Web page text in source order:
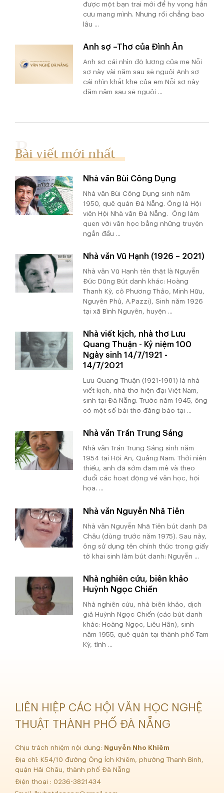
được một bạn trai mới để hy vọng hắn
cưu mang mình. Nhưng rồi chẳng bao
lâu ...
Anh sợ –Thơ của Đình Ân
Anh sợ cái nhìn độ lượng của mẹ Nỗi
sợ này vài năm sau sẽ nguôi Anh sợ
cái nhìn khắt khe của em Nỗi sợ này
dăm năm sau sẽ nguôi ...
Bài viết mới nhất
Nhà văn Bùi Công Dụng
Nhà văn Bùi Công Dụng sinh năm
1950, quê quán Đà Nẵng. Ông là Hội
viên Hội Nhà văn Đà Nẵng. Ông làm
quen với văn học bằng những truyện
ngắn đầu ...
Nhà văn Vũ Hạnh (1926 – 2021)
Nhà văn Vũ Hạnh tên thật là Nguyễn
Đức Dũng Bút danh khác: Hoàng
Thanh Kỳ, cô Phương Thảo, Minh Hữu,
Nguyên Phủ, A.Pazzi), Sinh năm 1926
tại xã Bình Nguyên, huyện ...
Nhà viết kịch, nhà thơ Lưu
Quang Thuận - Kỷ niệm 100
Ngày sinh 14/7/1921 -
14/7/2021
Lưu Quang Thuận (1921-1981) là nhà
viết kịch, nhà thơ hiện đại Việt Nam,
sinh tại Đà Nẵng. Trước năm 1945, ông
có một số bài thơ đăng báo tại ...
Nhà văn Trần Trung Sáng
Nhà văn Trần Trung Sáng sinh năm
1954 tại Hội An, Quảng Nam. Thời niên
thiếu, anh đã sớm đam mê và theo
đuổi các hoạt động về văn học, hội
họa. ...
Nhà văn Nguyễn Nhã Tiên
Nhà văn Nguyễn Nhã Tiên bút danh Dã
Châu (dùng trước năm 1975). Sau này,
ông sử dụng tên chính thức trong giấy
tờ khai sinh làm bút danh: Nguyễn ...
Nhà nghiên cứu, biên khảo
Huỳnh Ngọc Chiến
Nhà nghiên cứu, nhà biên khảo, dịch
giả Huỳnh Ngọc Chiến (các bút danh
khác: Hoàng Ngọc, Liêu Hân), sinh
năm 1955, quê quán tại thành phố Tam
Kỳ, tỉnh ...
LIÊN HIỆP CÁC HỘI VĂN HỌC NGHỆ
THUẬT THÀNH PHỐ ĐÀ NẴNG
Chịu trách nhiệm nội dung: Nguyễn Nho Khiêm
Địa chỉ: K54/10 đường Ông Ích Khiêm, phường Thanh Bình,
quận Hải Châu, thành phố Đà Nẵng
Điện thoại : 0236-3821434